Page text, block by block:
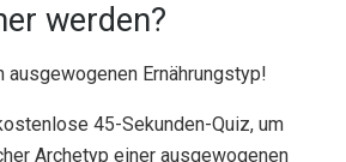
werden?
ausgewogenen Ernährungstyp!
45-Sekunden-Quiz, um
Archetyp einer ausgewogenen